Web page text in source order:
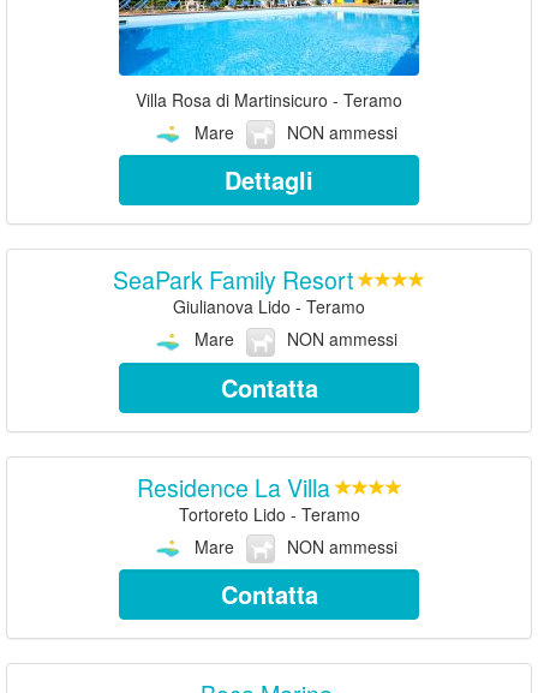
Villa Rosa di Martinsicuro - Teramo
Mare
NON ammessi
Dettagli
SeaPark Family Resort
Giulianova Lido - Teramo
Mare
NON ammessi
Contatta
Residence La Villa
Tortoreto Lido - Teramo
Mare
NON ammessi
Contatta